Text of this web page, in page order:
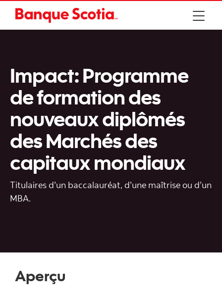
Impact: Programme
de formation des
nouveaux diplômés
des Marchés des
capitaux mondiaux
Titulaires d’un baccalauréat, d’une maîtrise ou d’un
MBA.
Aperçu